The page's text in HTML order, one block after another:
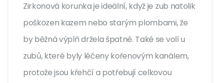
Zirkonová korunka je ideální, když je zub natolik
poškozen kazem nebo starým plombami, že
by běžná výplň držela špatně. Také se volí u
zubů, které byly léčeny kořenovým kanálem,
protože jsou křehčí a potřebují celkovou